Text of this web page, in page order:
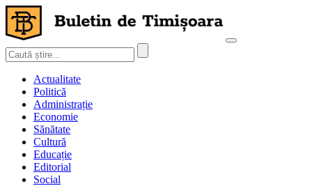
Actualitate
Politică
Administrație
Economie
Sănătate
Cultură
Educație
Editorial
Social